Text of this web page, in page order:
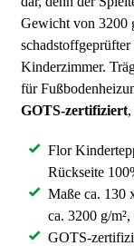
Gewicht von 3200
Kinderzimmer.
für
GOTS-zertifiziert
Flor
Rückseite
Maße ca. 130
ca. 3200 g/
GOTS-